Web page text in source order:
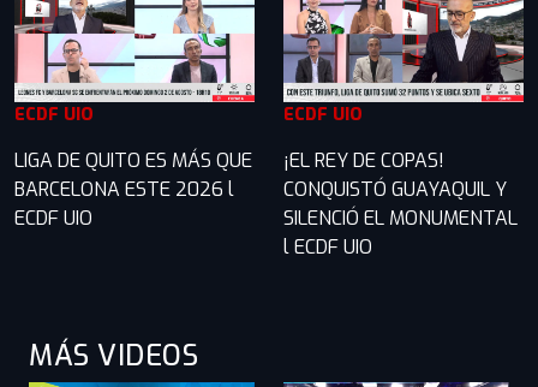
ECDF UIO
LIGA DE QUITO ES MÁS QUE
BARCELONA ESTE 2026 l
ECDF UIO
ECDF UIO
¡EL REY DE COPAS!
CONQUISTÓ GUAYAQUIL Y
SILENCIÓ EL MONUMENTAL
l ECDF UIO
MÁS VIDEOS